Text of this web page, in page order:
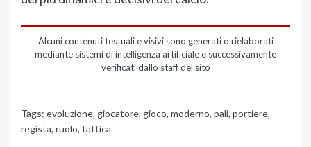
Alcuni contenuti testuali e visivi sono generati o rielaborati
mediante sistemi di intelligenza artificiale e successivamente
verificati dallo staff del sito
Tags: evoluzione, giocatore, gioco, moderno, pali, portiere,
regista, ruolo, tattica